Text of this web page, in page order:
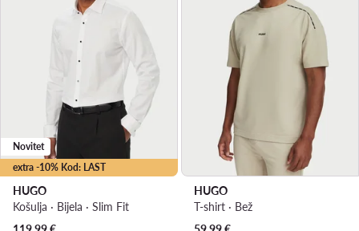
extra -10% Kod: LAST
Novitet
HUGO
Košulja · Bijela · Slim Fit
HUGO
T-shirt · Bež